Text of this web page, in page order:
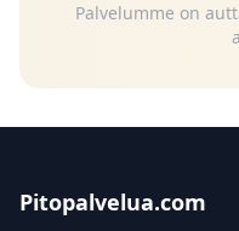
Palvelumme on
Pitopalvelua.com